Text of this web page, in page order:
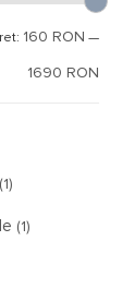
160 RON —
1690 RON
(1)
(1)